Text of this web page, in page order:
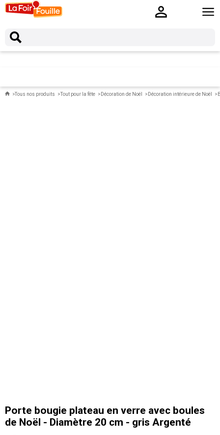
Tous nos produits Tout pour la fête Décoration de Noël Décoration intérieure de Noël
Porte bougie plateau en verre avec boules
de Noël - Diamètre 20 cm - gris Argenté